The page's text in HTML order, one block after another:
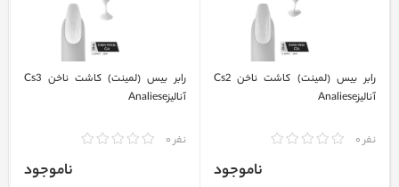
رابر بیس (لمینت) کاشت ناخن Cs2
آنالیزAnaliese
نفر 0
ناموجود
رابر بیس (لمینت) کاشت ناخن Cs3
آنالیزAnaliese
نفر 0
ناموجود